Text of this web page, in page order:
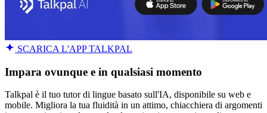
SCARICA L'APP TALKPAL
Impara ovunque e in qualsiasi momento
Talkpal è il tuo tutor di lingue basato sull'IA, disponibile su web e
mobile. Migliora la tua fluidità in un attimo, chiacchiera di argomenti